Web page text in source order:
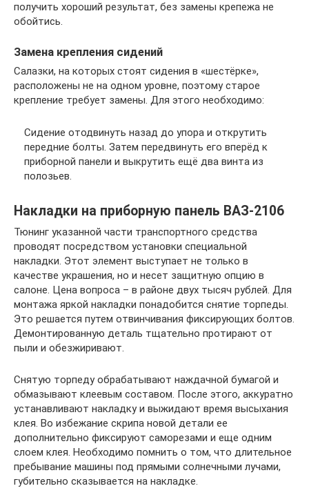
получить хороший результат, без замены крепежа не
обойтись.
Замена крепления сидений
Салазки, на которых стоят сидения в «шестёрке»,
расположены не на одном уровне, поэтому старое
крепление требует замены. Для этого необходимо:
Сидение отодвинуть назад до упора и открутить
передние болты. Затем передвинуть его вперёд к
приборной панели и выкрутить ещё два винта из
полозьев.
Накладки на приборную панель ВАЗ-2106
Тюнинг указанной части транспортного средства
проводят посредством установки специальной
накладки. Этот элемент выступает не только в
качестве украшения, но и несет защитную опцию в
салоне. Цена вопроса – в районе двух тысяч рублей. Для
монтажа яркой накладки понадобится снятие торпеды.
Это решается путем отвинчивания фиксирующих болтов.
Демонтированную деталь тщательно протирают от
пыли и обезжиривают.
Снятую торпеду обрабатывают наждачной бумагой и
обмазывают клеевым составом. После этого, аккуратно
устанавливают накладку и выжидают время высыхания
клея. Во избежание скрипа новой детали ее
дополнительно фиксируют саморезами и еще одним
слоем клея. Необходимо помнить о том, что длительное
пребывание машины под прямыми солнечными лучами,
губительно сказывается на накладке.